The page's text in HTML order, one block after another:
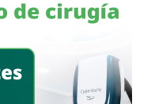
de los periodistas
y apegarse a la
garantías